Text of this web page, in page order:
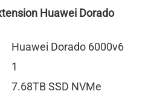
Huawei Dorado
Huawei Dorado 6000v6
1
7.68TB SSD NVMe